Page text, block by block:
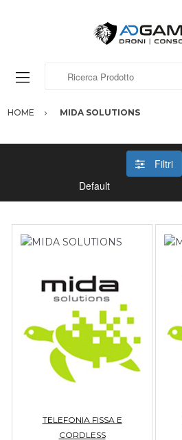
HOME MIDA SOLUTIONS
Filtri
TELEFONIA FISSA E
CORDLESS